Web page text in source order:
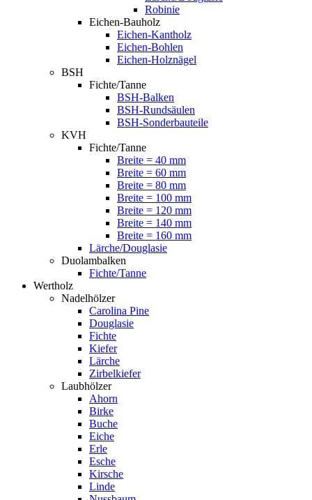
Robinie
Eichen-Bauholz
Eichen-Kantholz
Eichen-Bohlen
Eichen-Holznägel
BSH
Fichte/Tanne
BSH-Balken
BSH-Rundsäulen
BSH-Sonderbauteile
KVH
Fichte/Tanne
Breite = 40 mm
Breite = 60 mm
Breite = 80 mm
Breite = 100 mm
Breite = 120 mm
Breite = 140 mm
Breite = 160 mm
Lärche/Douglasie
Duolambalken
Fichte/Tanne
Wertholz
Nadelhölzer
Carolina Pine
Douglasie
Fichte
Kiefer
Lärche
Zirbelkiefer
Laubhölzer
Ahorn
Birke
Buche
Eiche
Erle
Esche
Kirsche
Linde